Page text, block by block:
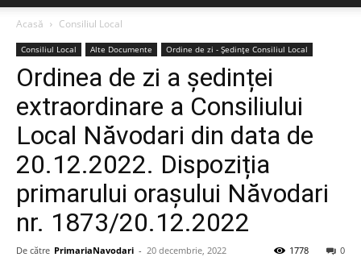
Acasă Consiliul Local
Consiliul Local Alte Documente Ordine de zi - Ședințe Consiliul Local
Ordinea de zi a ședinței
extraordinare a Consiliului
Local Năvodari din data de
20.12.2022. Dispoziția
primarului orașului Năvodari
nr. 1873/20.12.2022
De către PrimariaNavodari - 20 decembrie, 2022 0
1778